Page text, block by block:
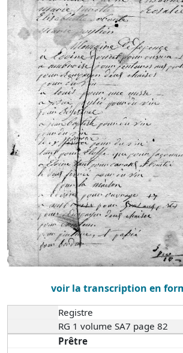
voir la transcription en
Registre
RG 1 volume SA7 page 82
Prêtre